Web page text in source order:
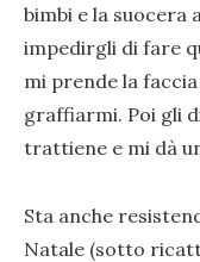
bimbi e la suocera
impedirgli di fare
mi prende la
graffiarmi. Poi gli
trattiene e mi dà
Sta anche
Natale (sotto